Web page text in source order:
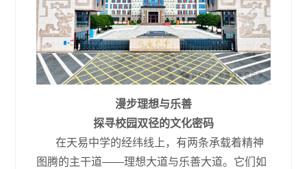
漫步理想与乐善
探寻校园双径的文化密码
在天易中学的经纬线上，有两条承载着精神
图腾的主干道——理想大道与乐善大道。它们如